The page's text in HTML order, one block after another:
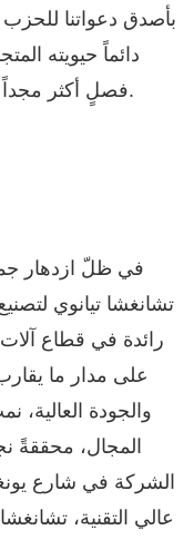
بأصدق دعواتنا
دائماً حيويته
فصلٍ أكثر مجداً في مسيرة النهضة الوطنية العظيمة.
في ظلّ ازدهار
تشانغشا تيانوي
رائدة في قطاع
على مدار ما
والجودة العالية،
المجال، محققةً
عالي التقنية،